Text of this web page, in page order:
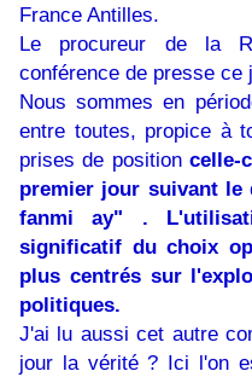
France Antilles.
Le procureur de la
conférence de presse ce
Nous sommes en
entre toutes, propice à
prises de positioncelle-
premier jour suivant
fanmi ay" .
significatif du choix
plus centrés sur
politiques.
J'ai lu aussi cet autre
jour la vérité ? Ici l'on